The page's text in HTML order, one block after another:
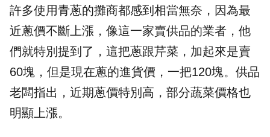
許多使用青蔥的攤商都感到相當無奈，因為最
近蔥價不斷上漲，像這一家賣供品的業者，他
們就特別提到了，這把蔥跟芹菜，加起來是賣
60塊，但是現在蔥的進貨價，一把120塊。供品
老闆指出，近期蔥價特別高，部分蔬菜價格也
明顯上漲。